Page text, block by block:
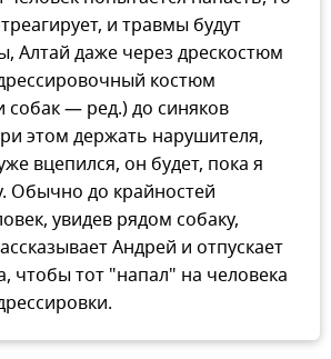
и травмы будут
Алтай даже через дрескостюм
костюм
собак — ред.) до синяков
этом держать нарушителя,
вцепился, он будет, пока я
Обычно до крайностей
увидев рядом собаку,
Андрей и отпускает
чтобы тот "напал" на человека